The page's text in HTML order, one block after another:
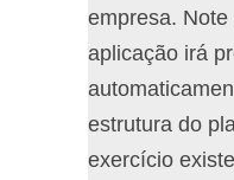
empresa.
aplicação irá
estrutura do
exercício